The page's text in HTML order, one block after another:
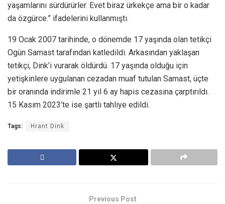
yaşamlarını sürdürürler. Evet biraz ürkekçe ama bir o kadar
da özgürce.” ifadelerini kullanmıştı.
19 Ocak 2007 tarihinde, o dönemde 17 yaşında olan tetikçi
Ogün Samast tarafından katledildi. Arkasından yaklaşan
tetikçi, Dink’i vurarak öldürdü. 17 yaşında olduğu için
yetişkinlere uygulanan cezadan muaf tutulan Samast, üçte
bir oranında indirimle 21 yıl 6 ay hapis cezasına çarptırıldı.
15 Kasım 2023’te ise şartlı tahliye edildi.
Tags: Hrant Dink
Previous Post